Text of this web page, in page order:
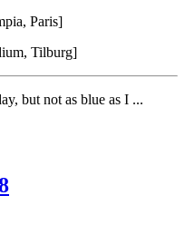
Paris]
Tilburg]
but not as blue as I ...